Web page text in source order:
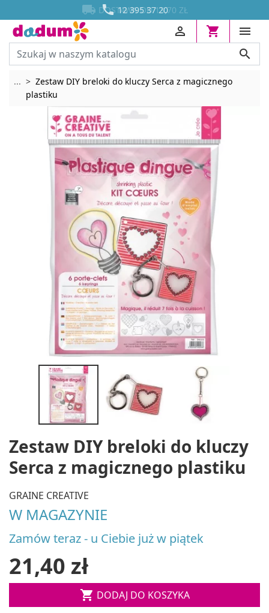
 12 395 37 20
 DOSTAWA OD 13,70 ZŁ






... Rozwiń breadcrumbs
Zestaw DIY breloki do kluczy Serca z magicznego
plastiku
Zestaw DIY breloki do kluczy
Serca z magicznego plastiku
GRAINE CREATIVE
W MAGAZYNIE
Zamów teraz - u Ciebie już w piątek
21,40 zł
 DODAJ DO KOSZYKA